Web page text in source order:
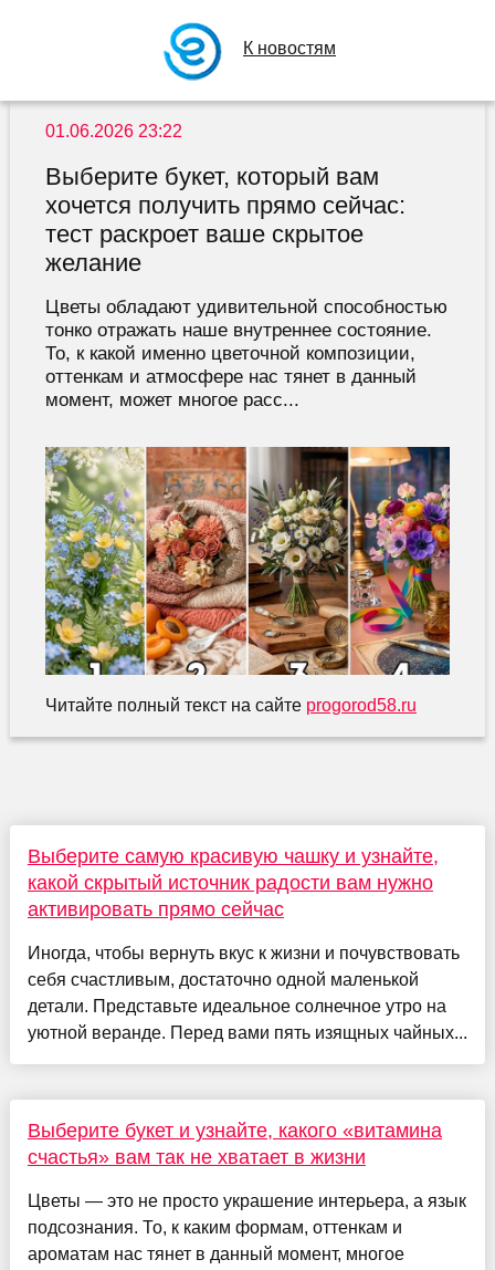
К новостям
01.06.2026 23:22
Выберите букет, который вам
хочется получить прямо сейчас:
тест раскроет ваше скрытое
желание
Цветы обладают удивительной способностью
тонко отражать наше внутреннее состояние.
То, к какой именно цветочной композиции,
оттенкам и атмосфере нас тянет в данный
момент, может многое расс...
Читайте полный текст на сайте progorod58.ru
Выберите самую красивую чашку и узнайте,
какой скрытый источник радости вам нужно
активировать прямо сейчас
Иногда, чтобы вернуть вкус к жизни и почувствовать
себя счастливым, достаточно одной маленькой
детали. Представьте идеальное солнечное утро на
уютной веранде. Перед вами пять изящных чайных...
Выберите букет и узнайте, какого «витамина
счастья» вам так не хватает в жизни
Цветы — это не просто украшение интерьера, а язык
подсознания. То, к каким формам, оттенкам и
ароматам нас тянет в данный момент, многое